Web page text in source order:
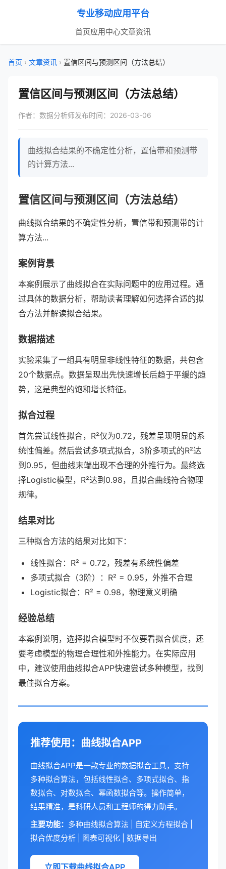
专业移动应用平台
首页应用中心文章资讯
首页 › 文章资讯 › 置信区间与预测区间（方法总结）
置信区间与预测区间（方法总结）
作者：数据分析师发布时间：2026-03-06
曲线拟合结果的不确定性分析，置信带和预测带
的计算方法...
置信区间与预测区间（方法总结）
曲线拟合结果的不确定性分析，置信带和预测带的计
算方法...
案例背景
本案例展示了曲线拟合在实际问题中的应用过程。通
过具体的数据分析，帮助读者理解如何选择合适的拟
合方法并解读拟合结果。
数据描述
实验采集了一组具有明显非线性特征的数据，共包含
20个数据点。数据呈现出先快速增长后趋于平缓的趋
势，这是典型的饱和增长特征。
拟合过程
首先尝试线性拟合，R²仅为0.72，残差呈现明显的系
统性偏差。然后尝试多项式拟合，3阶多项式的R²达
到0.95，但曲线末端出现不合理的外推行为。最终选
择Logistic模型，R²达到0.98，且拟合曲线符合物理
规律。
结果对比
三种拟合方法的结果对比如下：
线性拟合：R² = 0.72，残差有系统性偏差
多项式拟合（3阶）：R² = 0.95，外推不合理
Logistic拟合：R² = 0.98，物理意义明确
经验总结
本案例说明，选择拟合模型时不仅要看拟合优度，还
要考虑模型的物理合理性和外推能力。在实际应用
中，建议使用曲线拟合APP快速尝试多种模型，找到
最佳拟合方案。
推荐使用：曲线拟合APP
曲线拟合APP是一款专业的数据拟合工具，支持
多种拟合算法，包括线性拟合、多项式拟合、指
数拟合、对数拟合、幂函数拟合等。操作简单，
结果精准，是科研人员和工程师的得力助手。
主要功能： 多种曲线拟合算法 | 自定义方程拟合 |
拟合优度分析 | 图表可视化 | 数据导出
立即下载曲线拟合APP